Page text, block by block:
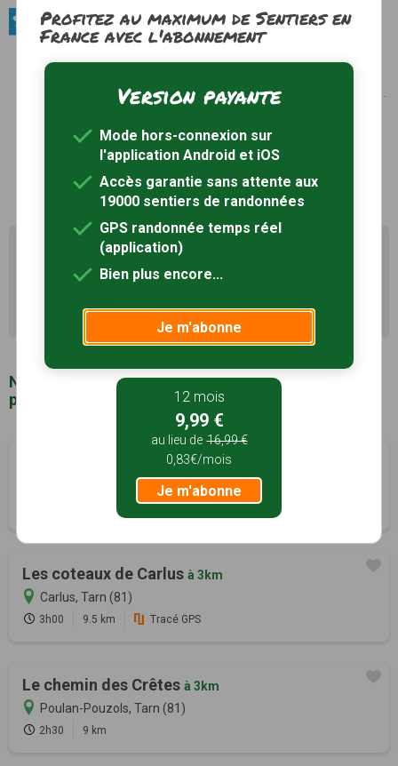
Produits du terroir / Fromages
Fromage de chèvre purement occitan, produit
typique de l’élevage dans le Quercy et le Rouergue.
Label rouge. Le Cabécou d’Autan est un petit
fromage de chèvre en forme de palet à bords
arrondis.Voir le site
Il existe d'autres sentiers de randonnée à Rouffiac
(81) pour découvrir le terroir
Recherche avancée Rouffiac
Notre sélection de sentiers de randonnée à
proximité de Rouffiac (81)
Sentier de Fourmageougeà 27m
Rouffiac, Tarn (81)
Tracé GPS
Les coteaux de Carlus à 3km
Carlus, Tarn (81)
3h00 9.5 km Tracé GPS
Le chemin des Crêtes à 3km
Poulan-Pouzols, Tarn (81)
2h30 9 km
Profitez au maximum de Sentiers en
France avec l'abonnement
Version payante
Mode hors-connexion sur
l'application Android et iOS
Accès garantie sans attente aux
19000 sentiers de randonnées
GPS randonnée temps réel
(application)
Bien plus encore...
Je m'abonne
12 mois
9,99 €
au lieu de 16,99 €
0,83€/mois
Je m'abonne